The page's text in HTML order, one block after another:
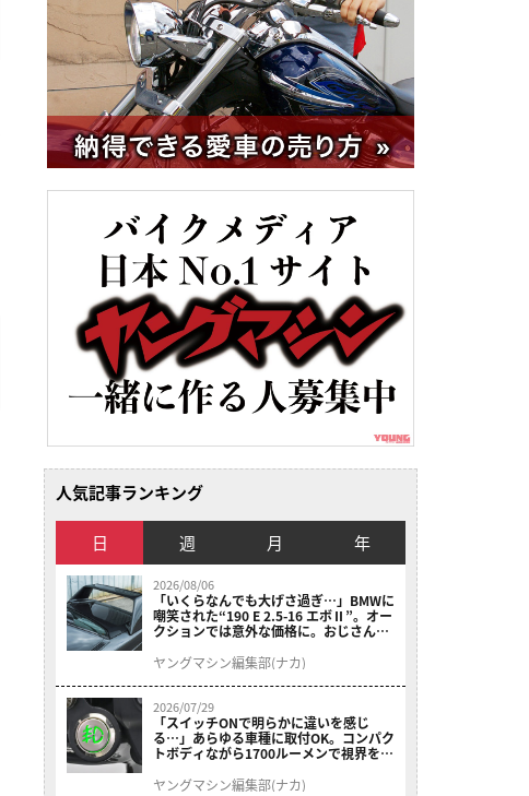
人気記事ランキング
日 週 月 年
2026/08/06
「いくらなんでも大げさ過ぎ…」BMWに
嘲笑された“190 E 2.5-16 エボⅡ”。オー
クションでは意外な価格に。おじさん達
ヤングマシン編集部(ナカ)
2026/07/29
「スイッチONで明らかに違いを感じ
る…」あらゆる車種に取付OK。コンパク
トボディながら1700ルーメンで視界を確
ニット プレシャスレイ スモール］
ヤングマシン編集部(ナカ)